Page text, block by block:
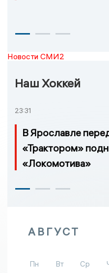
Новости СМИ2
Наш Хоккей
23:31
В Ярославле
«Трактором»
«Локомотива»
АВГУСТ
Пн Вт Ср